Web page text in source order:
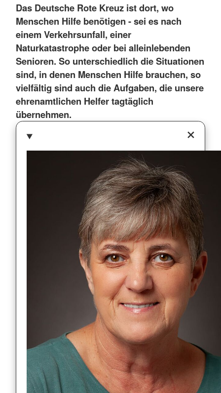
Das Deutsche Rote Kreuz ist dort, wo
Menschen Hilfe benötigen - sei es nach
einem Verkehrsunfall, einer
Naturkatastrophe oder bei alleinlebenden
Senioren. So unterschiedlich die Situationen
sind, in denen Menschen Hilfe brauchen, so
vielfältig sind auch die Aufgaben, die unsere
ehrenamtlichen Helfer tagtäglich
übernehmen.